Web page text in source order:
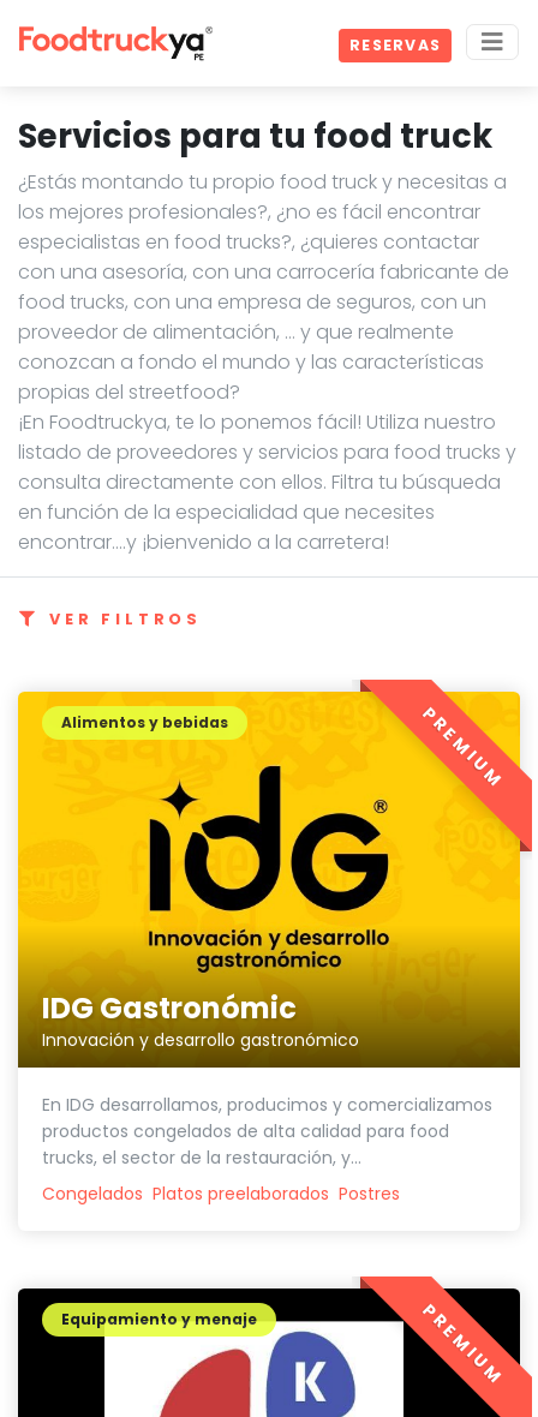
RESERVAS
Servicios para tu food truck
¿Estás montando tu propio food truck y necesitas a
los mejores profesionales?, ¿no es fácil encontrar
especialistas en food trucks?, ¿quieres contactar
con una asesoría, con una carrocería fabricante de
food trucks, con una empresa de seguros, con un
proveedor de alimentación, … y que realmente
conozcan a fondo el mundo y las características
propias del streetfood?
¡En Foodtruckya, te lo ponemos fácil! Utiliza nuestro
listado de proveedores y servicios para food trucks y
consulta directamente con ellos. Filtra tu búsqueda
en función de la especialidad que necesites
encontrar....y ¡bienvenido a la carretera!
VER FILTROS
IDG Gastronómic
Innovación y desarrollo gastronómico
Alimentos y bebidas
En IDG desarrollamos, producimos y comercializamos
productos congelados de alta calidad para food
trucks, el sector de la restauración, y...
Congelados Platos preelaborados Postres
PREMIUM
Equipamiento y menaje PREMIUM